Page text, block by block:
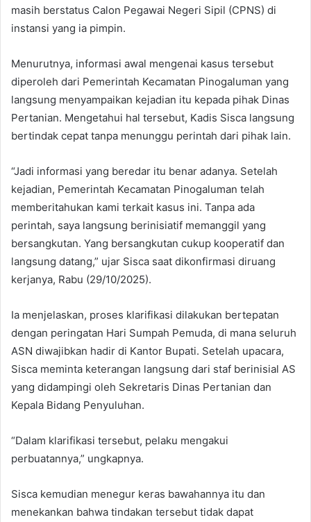
masih berstatus Calon Pegawai Negeri Sipil (CPNS) di
instansi yang ia pimpin.
Menurutnya, informasi awal mengenai kasus tersebut
diperoleh dari Pemerintah Kecamatan Pinogaluman yang
langsung menyampaikan kejadian itu kepada pihak Dinas
Pertanian. Mengetahui hal tersebut, Kadis Sisca langsung
bertindak cepat tanpa menunggu perintah dari pihak lain.
“Jadi informasi yang beredar itu benar adanya. Setelah
kejadian, Pemerintah Kecamatan Pinogaluman telah
memberitahukan kami terkait kasus ini. Tanpa ada
perintah, saya langsung berinisiatif memanggil yang
bersangkutan. Yang bersangkutan cukup kooperatif dan
langsung datang,” ujar Sisca saat dikonfirmasi diruang
kerjanya, Rabu (29/10/2025).
Ia menjelaskan, proses klarifikasi dilakukan bertepatan
dengan peringatan Hari Sumpah Pemuda, di mana seluruh
ASN diwajibkan hadir di Kantor Bupati. Setelah upacara,
Sisca meminta keterangan langsung dari staf berinisial AS
yang didampingi oleh Sekretaris Dinas Pertanian dan
Kepala Bidang Penyuluhan.
“Dalam klarifikasi tersebut, pelaku mengakui
perbuatannya,” ungkapnya.
Sisca kemudian menegur keras bawahannya itu dan
menekankan bahwa tindakan tersebut tidak dapat